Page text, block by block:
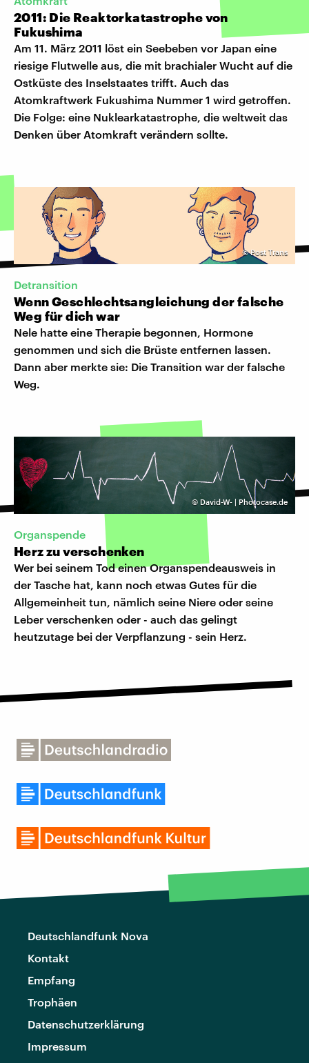
2011: Die Reaktorkatastrophe von
Fukushima
Am 11. März 2011 löst ein Seebeben vor Japan eine
riesige Flutwelle aus, die mit brachialer Wucht auf die
Ostküste des Inselstaates trifft. Auch das
Atomkraftwerk Fukushima Nummer 1 wird getroffen.
Die Folge: eine Nuklearkatastrophe, die weltweit das
Denken über Atomkraft verändern sollte.
©Post Trans
Detransition
Wenn Geschlechtsangleichung der falsche
Weg für dich war
Nele hatte eine Therapie begonnen, Hormone
genommen und sich die Brüste entfernen lassen.
Dann aber merkte sie: Die Transition war der falsche
Weg.
© David-W- | Photocase.de
Organspende
Herz zu verschenken
Wer bei seinem Tod einen Organspendeausweis in
der Tasche hat, kann noch etwas Gutes für die
Allgemeinheit tun, nämlich seine Niere oder seine
Leber verschenken oder - auch das gelingt
heutzutage bei der Verpflanzung - sein Herz.
Deutschlandfunk Nova
Kontakt
Empfang
Trophäen
Datenschutzerklärung
Impressum